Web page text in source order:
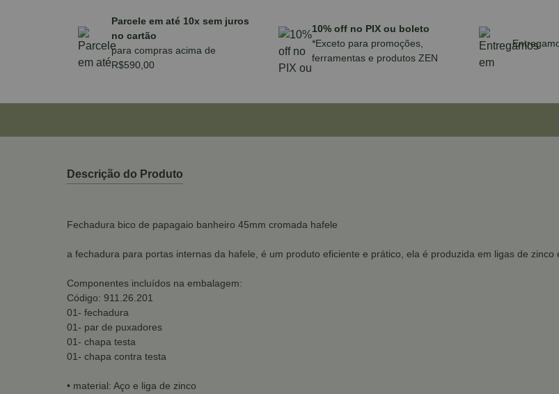
Parcele em até 10x sem juros
no cartão
para compras acima de
R$590,00
10% off no PIX ou boleto
*Exceto para promoções,
ferramentas e produtos ZEN
Descrição do Produto
Fechadura bico de papagaio banheiro 45mm cromada hafele
a fechadura para portas internas da hafele, é um produto eficiente e prático, ela é produzida em ligas de zinco
Componentes incluídos na embalagem:
Código: 911.26.201
01- fechadura
01- par de puxadores
01- chapa testa
01- chapa contra testa
• material: Aço e liga de zinco